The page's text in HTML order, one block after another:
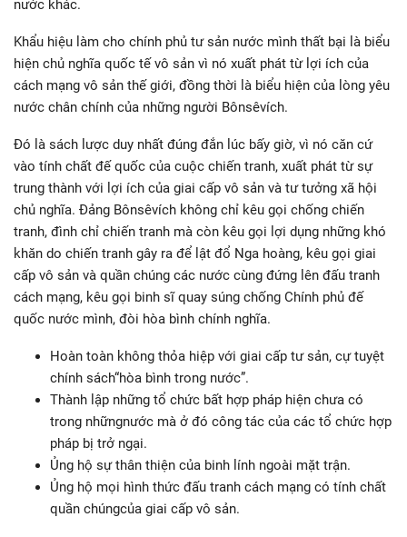
nước khác.
Khẩu hiệu làm cho chính phủ tư sản nước mình thất bại là biểu
hiện chủ nghĩa quốc tế vô sản vì nó xuất phát từ lợi ích của
cách mạng vô sản thế giới, đồng thời là biểu hiện của lòng yêu
nước chân chính của những người Bônsêvích.
Đó là sách lược duy nhất đúng đắn lúc bấy giờ, vì nó căn cứ
vào tính chất đế quốc của cuộc chiến tranh, xuất phát từ sự
trung thành với lợi ích của giai cấp vô sản và tư tưởng xã hội
chủ nghĩa. Đảng Bônsêvích không chỉ kêu gọi chống chiến
tranh, đình chỉ chiến tranh mà còn kêu gọi lợi dụng những khó
khăn do chiến tranh gây ra để lật đổ Nga hoàng, kêu gọi giai
cấp vô sản và quần chúng các nước cùng đứng lên đấu tranh
cách mạng, kêu gọi binh sĩ quay súng chống Chính phủ đế
quốc nước mình, đòi hòa bình chính nghĩa.
Hoàn toàn không thỏa hiệp với giai cấp tư sản, cự tuyệt
chính sách“hòa bình trong nước”.
Thành lập những tổ chức bất hợp pháp hiện chưa có
trong nhữngnước mà ở đó công tác của các tổ chức hợp
pháp bị trở ngại.
Ủng hộ sự thân thiện của binh lính ngoài mặt trận.
Ủng hộ mọi hình thức đấu tranh cách mạng có tính chất
quần chúngcủa giai cấp vô sản.